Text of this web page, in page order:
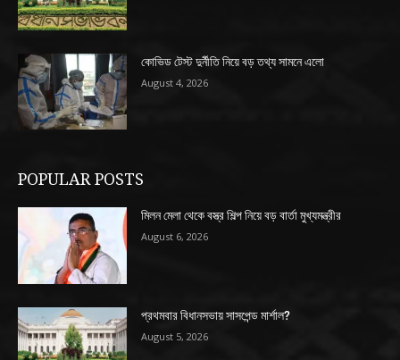
কোভিড টেস্ট দুর্নীতি নিয়ে বড় তথ্য সামনে এলো
August 4, 2026
POPULAR POSTS
মিলন মেলা থেকে বস্ত্র শিল্প নিয়ে বড় বার্তা মুখ্যমন্ত্রীর
August 6, 2026
প্রথমবার বিধানসভায় সাসপেন্ড মার্শাল?
August 5, 2026